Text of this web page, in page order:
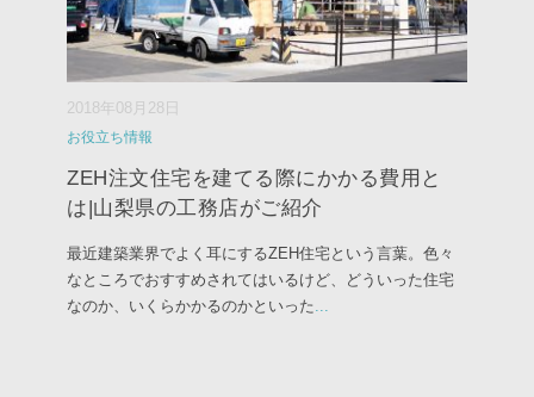
2018年08月28日
お役立ち情報
ZEH注文住宅を建てる際にかかる費用と
は|山梨県の工務店がご紹介
最近建築業界でよく耳にするZEH住宅という言葉。色々
なところでおすすめされてはいるけど、どういった住宅
なのか、いくらかかるのかといった...